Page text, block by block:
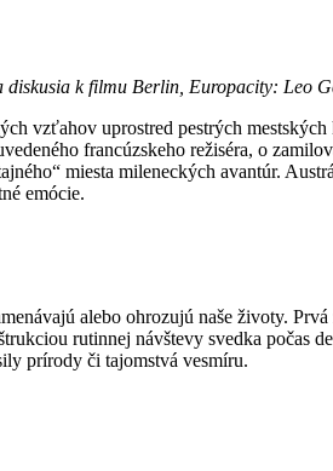
k filmu Berlin, Europacity: Leo
vzťahov uprostred pestrých
francúzskeho režiséra, o
miesta mileneckých avantúr.
emócie.
alebo ohrozujú naše životy.
rutinnej návštevy svedka
prírody či tajomstvá vesmíru.